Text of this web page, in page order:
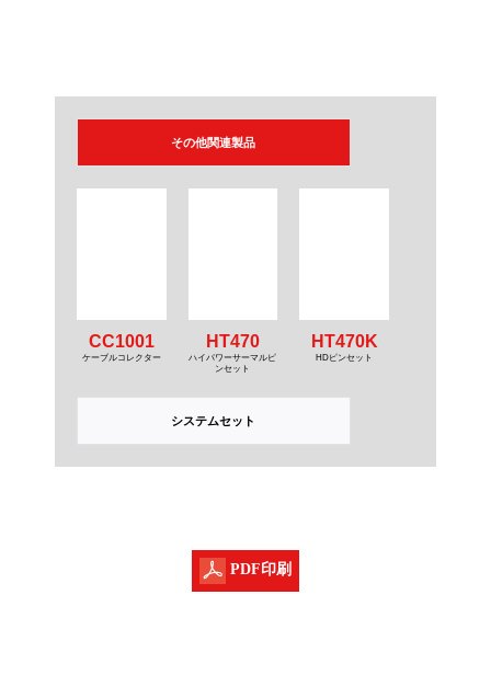
その他関連製品
CC1001
ケーブルコレクター
HT470
ハイパワーサーマルピ
ンセット
HT470K
HDピンセット
システムセット
PDF印刷